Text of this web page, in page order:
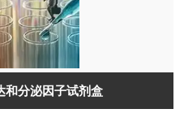
和分泌因子试剂盒